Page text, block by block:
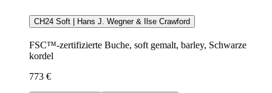
CH24 Soft | Hans J. Wegner & Ilse Crawford
FSC™-zertifizierte Buche, soft gemalt, barley, Schwarze
kordel
773 €